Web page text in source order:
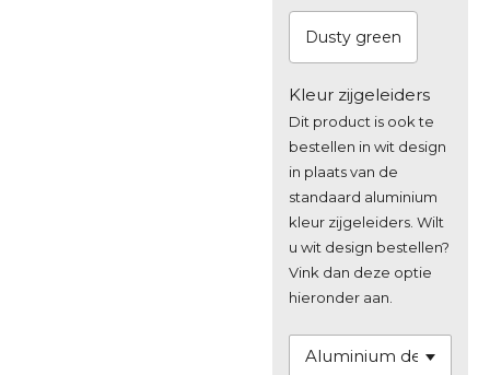
Dusty green
Kleur zijgeleiders
Dit product is ook te
bestellen in wit design
in plaats van de
standaard aluminium
kleur zijgeleiders. Wilt
u wit design bestellen?
Vink dan deze optie
hieronder aan.